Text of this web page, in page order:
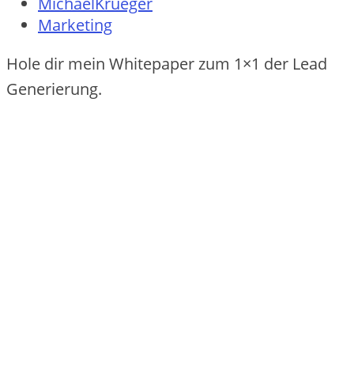
Marketing
Hole dir mein Whitepaper zum 1×1 der Lead
Generierung.